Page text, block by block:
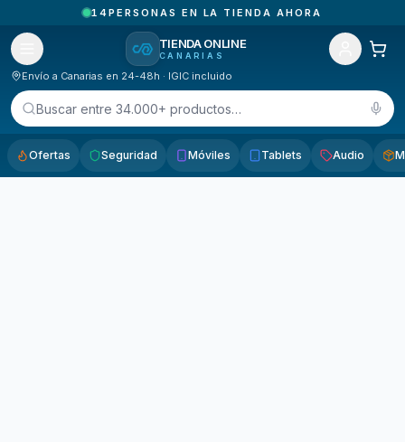
14PERSONAS EN LA TIENDA AHORA
TIENDA ONLINE
CANARIAS
Envío a Canarias en 24-48h · IGIC incluido
Buscar entre 34.000+ productos…
Ofertas Seguridad Móviles Tablets Audio